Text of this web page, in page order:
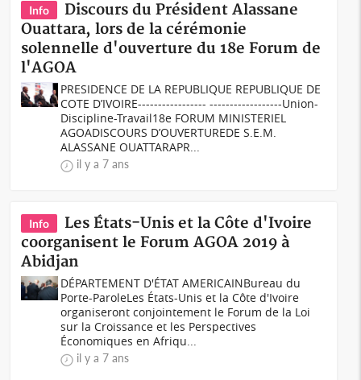
Info
Discours du Président Alassane
Ouattara, lors de la cérémonie
solennelle d'ouverture du 18e Forum de
l'AGOA
PRESIDENCE DE LA REPUBLIQUE REPUBLIQUE DE
COTE D’IVOIRE----------------- ------------------Union-
Discipline-Travail18e FORUM MINISTERIEL
AGOADISCOURS D’OUVERTUREDE S.E.M.
ALASSANE OUATTARAPR...
il y a 7 ans
Info
Les États-Unis et la Côte d'Ivoire
coorganisent le Forum AGOA 2019 à
Abidjan
DÉPARTEMENT D'ÉTAT AMERICAINBureau du
Porte-ParoleLes États-Unis et la Côte d'Ivoire
organiseront conjointement le Forum de la Loi
sur la Croissance et les Perspectives
Économiques en Afriqu...
il y a 7 ans